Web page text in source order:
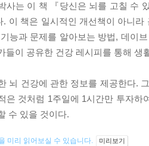
사는 이 책 『당신은 뇌를 고칠 수
. 이 책은 일시적인 개선책이 아니
능과 문제를 알아보는 방법, 데이
들이 공유한 건강 레시피를 통해
뇌 건강에 관한 정보를 제공한다.
은 것처럼 1주일에 1시간만 투자
수 있을 것이다.
미리 읽어보실 수 있습니다. 미리보기